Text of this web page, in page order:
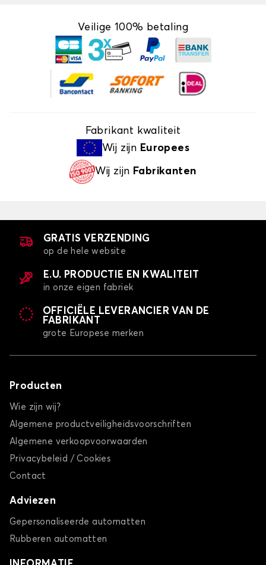
Veilige 100% betaling
Fabrikant kwaliteit
Wij zijn Europees
Wij zijn Fabrikanten
GRATIS VERZENDING
op de hele website
E.U. PRODUCTIE EN KWALITEIT
in onze eigen fabriek
OFFICIËLE LEVERANCIER VAN DE
FABRIKANT
grote Europese merken
Producten
Wie zijn wij?
Algemene productveiligheidsvoorschriften
Algemene verkoopvoorwaarden
Privacybeleid / Cookies
Contact
Adviezen
Gepersonaliseerde automatten
Rubberen automatten